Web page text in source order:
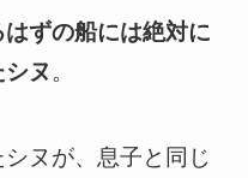
ずの船には絶対に
ヌ 。
ヌが、息子と同じ